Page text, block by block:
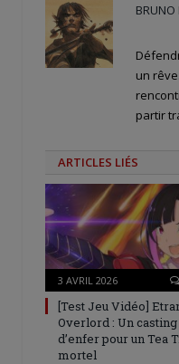
BRUNO
un
partir
ARTICLES LIÉS
3 AVRIL 2026
[Test Jeu Vidéo]
Overlord : Un casting
d’enfer pour un Tea
mortel